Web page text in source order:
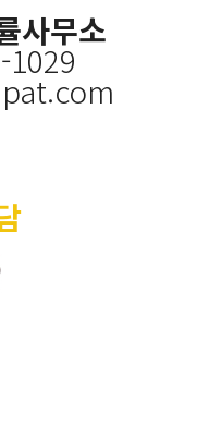
사무소
1029